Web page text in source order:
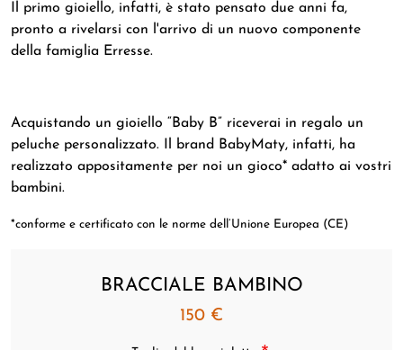
Il primo gioiello, infatti, è stato pensato due anni fa,
pronto a rivelarsi con l'arrivo di un nuovo componente
della famiglia Erresse.
Acquistando un gioiello “Baby B” riceverai in regalo un
peluche personalizzato. Il brand BabyMaty, infatti, ha
realizzato appositamente per noi un gioco* adatto ai vostri
bambini.
*conforme e certificato con le norme dell’Unione Europea (CE)
BRACCIALE BAMBINO
150 €